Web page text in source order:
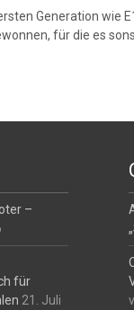
Generation wie
für die es
–
für
21. Juli